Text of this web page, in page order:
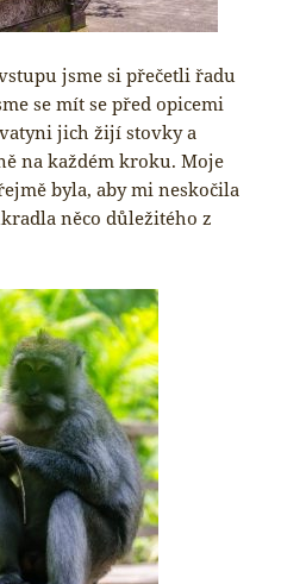
jsme si přečetli řadu
se mít se před opicemi
jich žijí stovky a
na každém kroku. Moje
byla, aby mi neskočila
něco důležitého z